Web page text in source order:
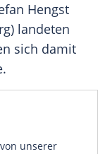
Hengst
landeten
sich damit
.
unserer